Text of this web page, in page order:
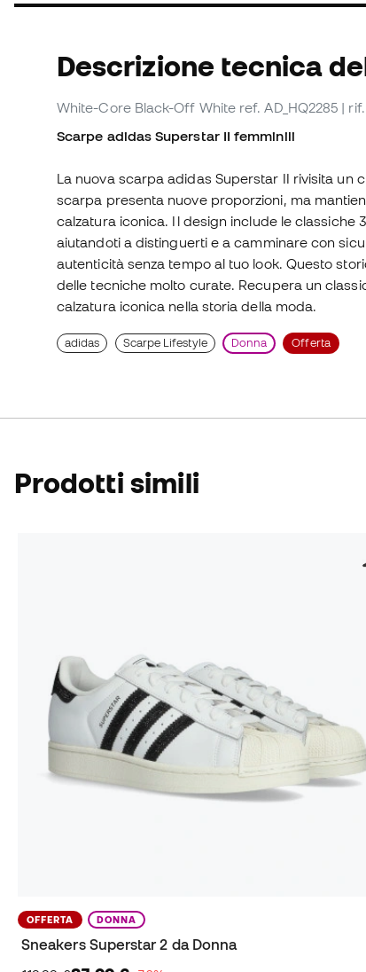
Descrizione tecnica
White-Core Black-Off White ref. AD_HQ2285 |
Scarpe adidas Superstar II femminili
La nuova scarpa adidas Superstar II rivisita un
scarpa presenta nuove proporzioni, ma
calzatura iconica. Il design include le classiche
aiutandoti a distinguerti e a camminare con
autenticità senza tempo al tuo look. Questo
delle tecniche molto curate. Recupera un
calzatura iconica nella storia della moda.
adidas Scarpe Lifestyle Donna Offerta
Prodotti simili
OFFERTA DONNA
Sneakers Superstar 2 da Donna